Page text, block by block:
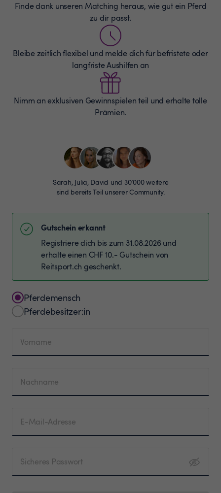
Finde dank unseren Matching heraus, wie gut ein Pferd
zu dir passt.
Bleibe zeitlich flexibel und melde dich für befristete oder
langfriste Aushilfen an
Nimm an exklusiven Gewinnspielen teil und erhalte tolle
Prämien.
Sarah, Julia, David und 30’000 weitere
sind bereits Teil unserer Community.
Gutschein erkannt
Registriere dich bis zum 31.08.2026 und
erhalte einen CHF 10.- Gutschein von
Reitsport.ch geschenkt.
Pferdemensch
Pferdebesitzer:in
Vorname
Nachname
E-Mail-Adresse
Sicheres Passwort